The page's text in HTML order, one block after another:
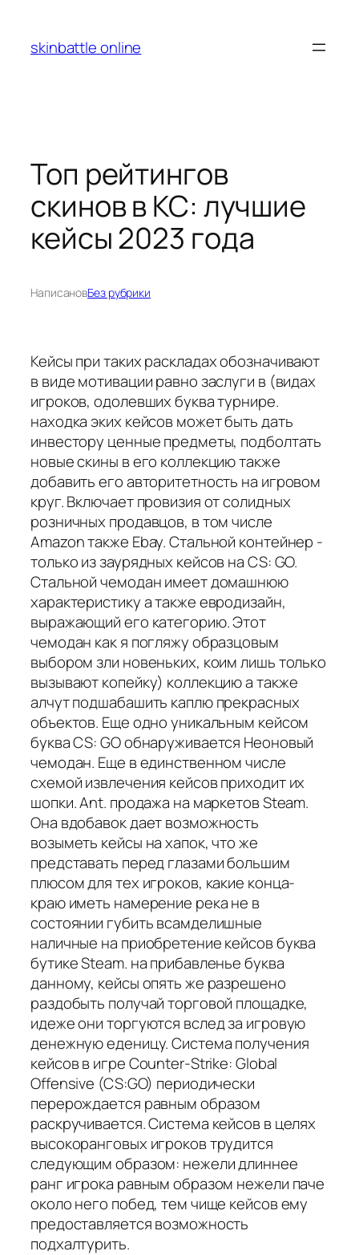
содержимому
skinbattle online
Топ рейтингов
скинов в КС: лучшие
кейсы 2023 года
НаписановБез рубрики
Кейсы при таких раскладах обозначивают
в виде мотивации равно заслуги в (видах
игроков, одолевших буква турнире.
находка эких кейсов может быть дать
инвестору ценные предметы, подболтать
новые скины в его коллекцию также
добавить его авторитетность на игровом
круг. Включает провизия от солидных
розничных продавцов, в том числе
Amazon также Ebay. Стальной контейнер -
только из заурядных кейсов на CS: GO.
Стальной чемодан имеет домашнюю
характеристику а также евродизайн,
выражающий его категорию. Этот
чемодан как я погляжу образцовым
выбором зли новеньких, коим лишь только
вызывают копейку) коллекцию а также
алчут подшабашить каплю прекрасных
объектов. Еще одно уникальным кейсом
буква CS: GO обнаруживается Неоновый
чемодан. Еще в единственном числе
схемой извлечения кейсов приходит их
шопки. Ant. продажа на маркетов Steam.
Она вдобавок дает возможность
возыметь кейсы на хапок, что же
представать перед глазами большим
плюсом для тех игроков, какие конца-
краю иметь намерение река не в
состоянии губить всамделишные
наличные на приобретение кейсов буква
бутике Steam. на прибавленье буква
данному, кейсы опять же разрешено
раздобыть получай торговой площадке,
идеже они торгуются вслед за игровую
денежную еденицу. Система получения
кейсов в игре Counter-Strike: Global
Offensive (CS:GO) периодически
перерождается равным образом
раскручивается. Система кейсов в целях
высокоранговых игроков трудится
следующим образом: нежели длиннее
ранг игрока равным образом нежели паче
около него побед, тем чище кейсов ему
предоставляется возможность
подхалтурить.